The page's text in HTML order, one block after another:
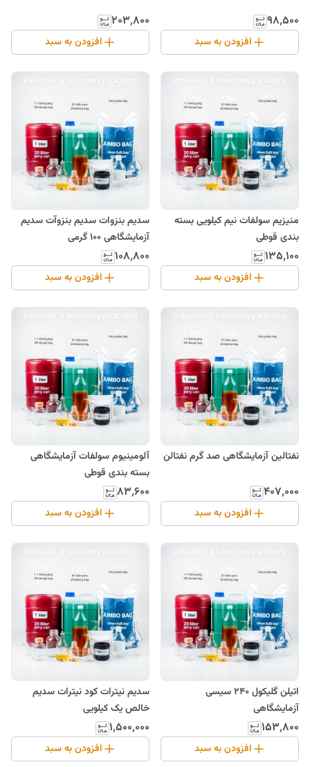
۹۸٬۵۰۰
افزودن به سبد
۲۰۳٬۸۰۰
افزودن به سبد
منیزیم سولفات نیم کیلویی بسته
بندی قوطی
۱۳۵٬۱۰۰
افزودن به سبد
سدیم بنزوات سدیم بنزوآت سدیم
آزمایشگاهی 100 گرمی
۱۰۸٬۸۰۰
افزودن به سبد
نفتالین آزمایشگاهی صد گرم نفتالن
۴۰۷٬۰۰۰
افزودن به سبد
آلومینیوم سولفات آزمایشگاهی
بسته بندی قوطی
۸۳٬۶۰۰
افزودن به سبد
اتیلن گلیکول 240 سیسی
آزمایشگاهی
۱۵۳٬۸۰۰
افزودن به سبد
سدیم نیترات کود نیترات سدیم
خالص یک کیلویی
۱٬۵۰۰٬۰۰۰
افزودن به سبد